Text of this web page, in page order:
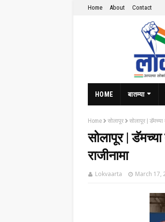
Home About Contact
HOME बातम्या
Home सोलापूर सोलापूर | डॅमच्या
सोलापूर | डॅमच्या
राजीनामा
Lokvaarta March 17,